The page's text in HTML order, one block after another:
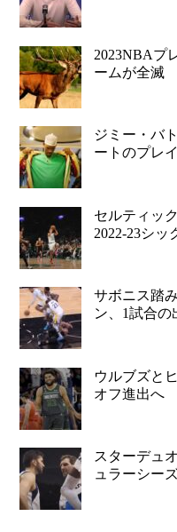
2023NBAプ
ームが全滅
ジミー・バ
ートのプレ
セルティッ
2022-23シッ
サボニス踏
ン、1試合
ウルブズと
オフ進出へ
スターデュ
ュラーシー